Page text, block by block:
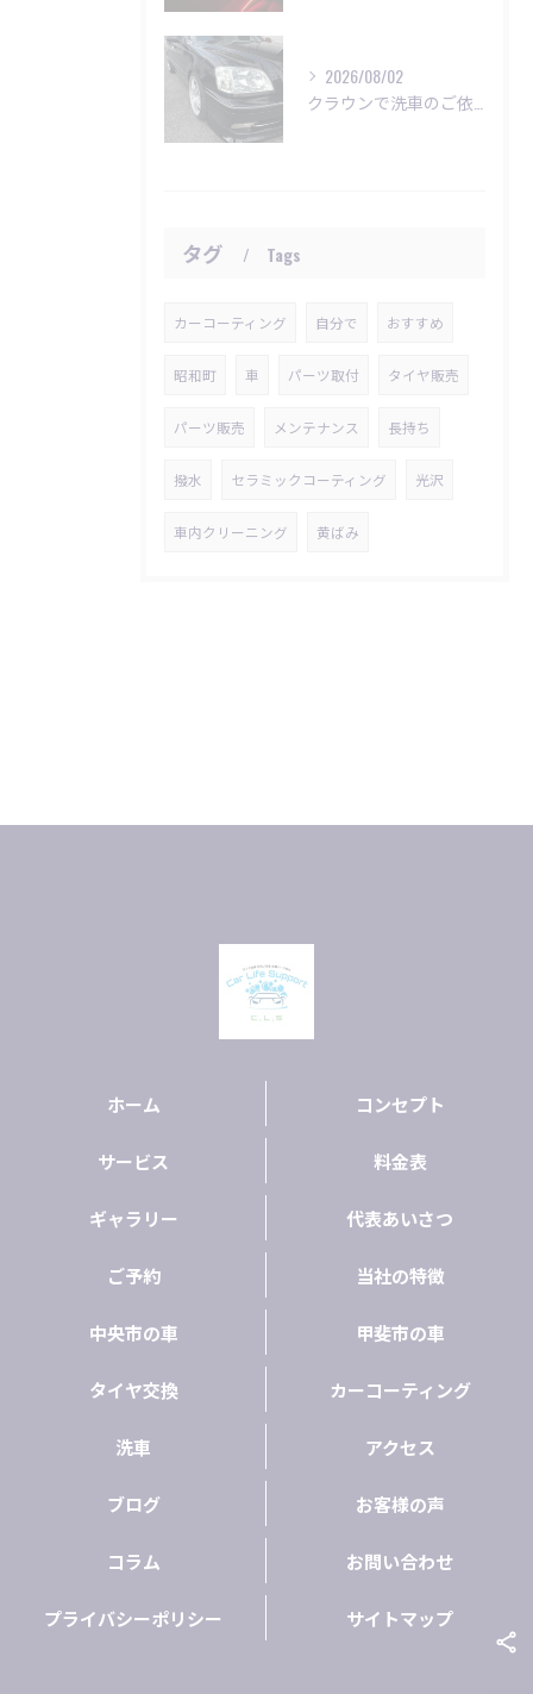
2026/08/02
タグ Tags
カーコーティング 自分で おすすめ
昭和町 車 パーツ取付 タイヤ販売
パーツ販売 メンテナンス 長持ち
撥水 セラミックコーティング 光沢
車内クリーニング 黄ばみ
ホーム コンセプト
サービス 料金表
ギャラリー 代表あいさつ
ご予約 当社の特徴
中央市の車 甲斐市の車
タイヤ交換 カーコーティング
洗車 アクセス
ブログ お客様の声
コラム お問い合わせ
プライバシーポリシー サイトマップ